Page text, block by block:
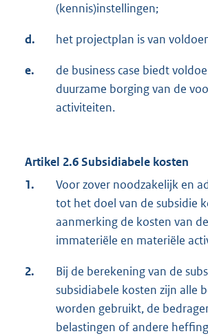
(kennis)instellingen;
d. het projectplan is van
e.
de business case biedt
duurzame borging van de
activiteiten.
Artikel 2.6 Subsidiabele kosten
1.
Voor zover noodzakelijk en
tot het doel van de subsidie
aanmerking de kosten van
immateriële en materiële
2.
Bij de berekening van de
subsidiabele kosten zijn alle
worden gebruikt, de
belastingen of andere